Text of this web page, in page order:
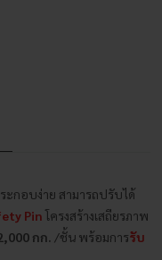
ะกอบง่าย สามารถปรับได้
Pin โครงสร้างเสถียรภาพ
กก. /ชั้น พร้อมการรับ